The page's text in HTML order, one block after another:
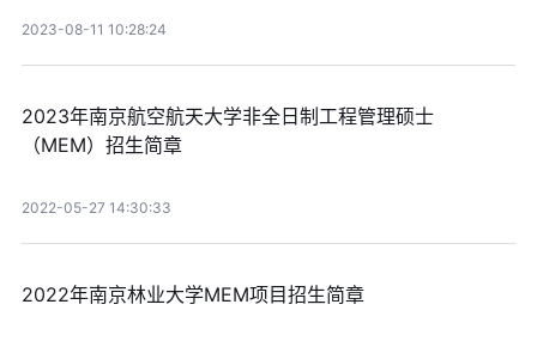
2023-08-11 10:28:24
2023年南京航空航天大学非全日制工程管理硕士
（MEM）招生简章
2022-05-27 14:30:33
2022年南京林业大学MEM项目招生简章